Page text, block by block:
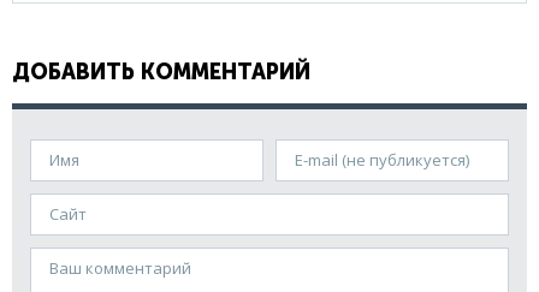
ДОБАВИТЬ КОММЕНТАРИЙ
Имя E-mail (не публикуется)
Сайт
Ваш комментарий